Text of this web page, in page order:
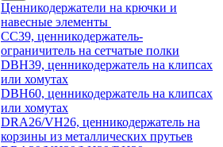
Ценникодержатели на крючки и
навесные элементы
CC39, ценникодержатель-
ограничитель на сетчатые полки
DBH39, ценникодержатель на клипсах
или хомутах
DBH60, ценникодержатель на клипсах
или хомутах
DRA26/VH26, ценникодержатель на
корзины из металлических прутьев